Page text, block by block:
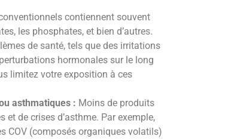
contiennent souvent
les phosphates, et bien d’autres.
de santé, tels que des irritations
hormonales sur le long
limitez votre exposition à ces
asthmatiques : Moins de produits
de crises d’asthme. Par exemple,
COV (composés organiques volatils)